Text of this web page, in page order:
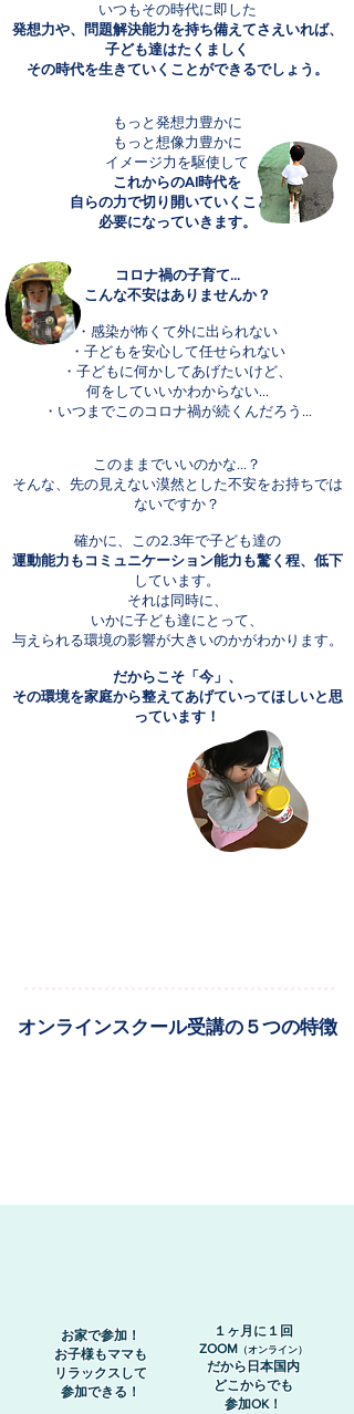
いつもその時代に即した
発想力や、
問題解決能力を持ち備えてさえいれば、
子ども達はたくましく
その時代を生きていくことができるでしょう。
もっと発想力豊かに
もっと想像力豊かに
イメージ力を駆使して
これからのAI時代を
自らの力で切り開いていくことが
必要になっていきます。
コロナ禍の子育て…
こんな不安はありませんか？
・感染が怖くて外に出られない
・子どもを安心して任せられない
・子どもに何かしてあげたいけど、
何をしていいかわからない…
・いつまでこのコロナ禍が続くんだろう…
このままでいいのかな…？
そんな、先の見えない漠然とした不安をお持ちでは
ないですか？
確かに、この2.3年で子ども達の
運動能力もコミュニケーション能力も驚く程、低下
しています。
それは同時に、
いかに子ども達にとって、
与えられる環境の影響が大きいのかがわかります。
だからこそ「今」、
その環境を家庭から整えてあげていってほしいと思
っています！
オンラインスクール受講の５つの特徴
１ヶ月に１回
ZOOM （オンライン）
だから日本国内
どこからでも
参加OK！
お家で参加！
​お子様もママも
リラックスして
参加できる！